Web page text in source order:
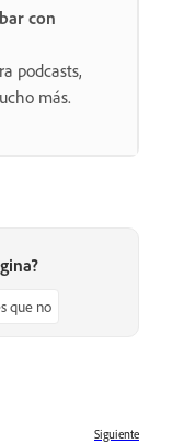
con
podcasts,
más.
que no
Siguiente